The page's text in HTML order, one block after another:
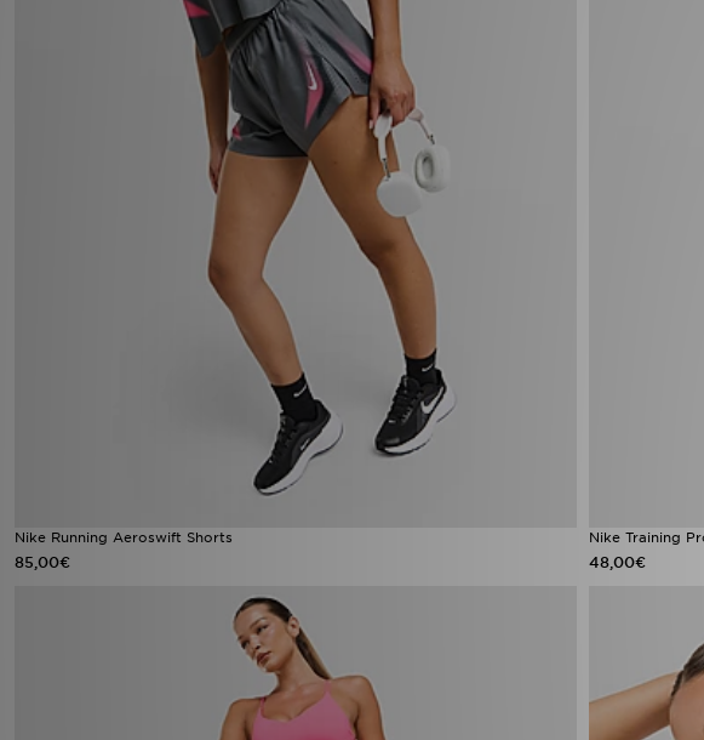
Nike Running Aeroswift Shorts
85,00€
Nike Training
48,00€